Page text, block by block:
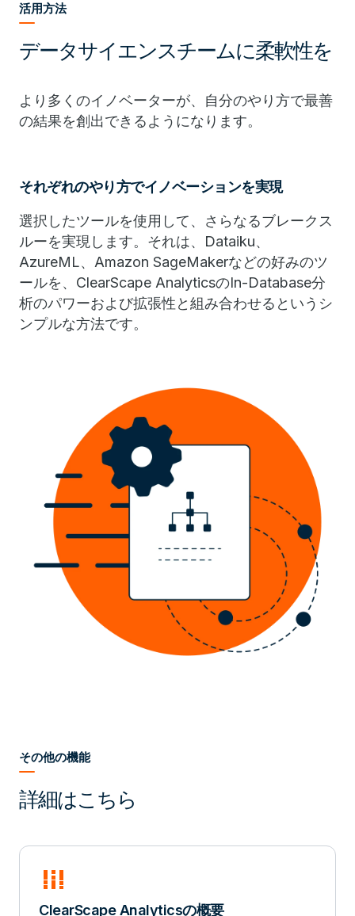
活用方法
データサイエンスチームに柔軟性を
より多くのイノベーターが、自分のやり方で最善
の結果を創出できるようになります。
それぞれのやり方でイノベーションを実現
選択したツールを使用して、さらなるブレークス
ルーを実現します。それは、Dataiku、
AzureML、Amazon SageMakerなどの好みのツ
ールを、ClearScape AnalyticsのIn-Database分
析のパワーおよび拡張性と組み合わせるというシ
ンプルな方法です。
その他の機能
詳細はこちら
full_stacked_bar_chart
ClearScape Analyticsの概要